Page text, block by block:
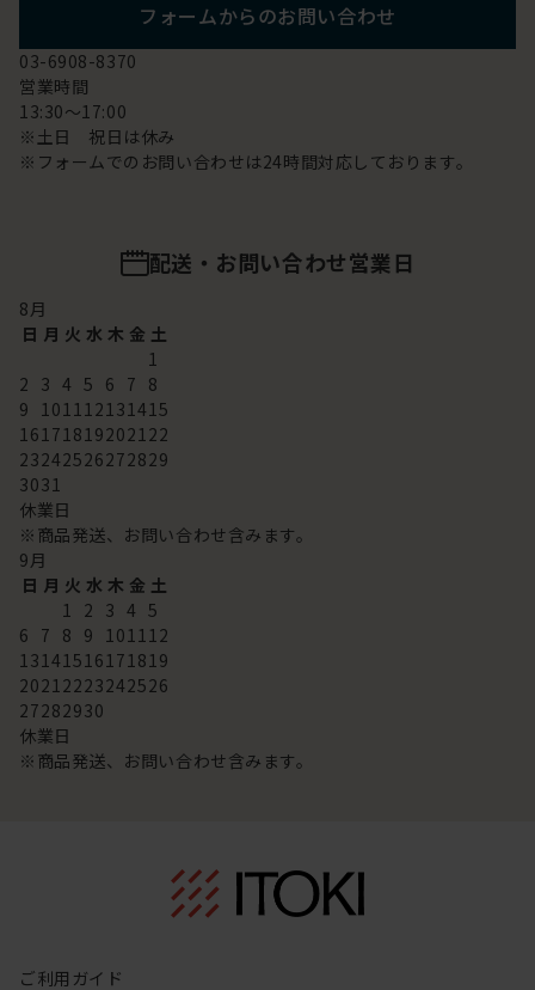
フォームからのお問い合わせ
03-6908-8370
営業時間
13:30～17:00
※土日 祝日は休み
※フォームでのお問い合わせは24時間対応しております。
配送・お問い合わせ営業日
8月
日 月 火 水 木 金 土
1
2 3 4 5 6 7 8
9 101112131415
16171819202122
23242526272829
3031
休業日
※商品発送、お問い合わせ含みます。
9月
日 月 火 水 木 金 土
1 2 3 4 5
6 7 8 9 101112
13141516171819
20212223242526
27282930
休業日
※商品発送、お問い合わせ含みます。
ご利用ガイド